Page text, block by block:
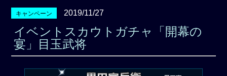
キャンペーン 2019/11/27
イベントスカウトガチャ「開幕の
宴」目玉武将